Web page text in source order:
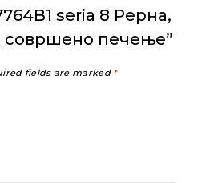
seria 8 Рерна,
совршено печење”
fields are marked *